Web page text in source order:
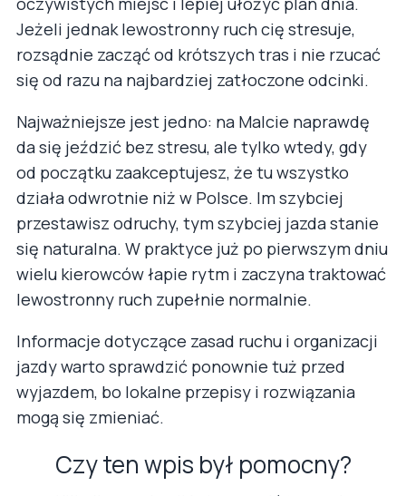
Jeżeli jednak lewostronny ruch cię stresuje,
rozsądnie zacząć od krótszych tras i nie rzucać
się od razu na najbardziej zatłoczone odcinki.
Najważniejsze jest jedno: na Malcie naprawdę
da się jeździć bez stresu, ale tylko wtedy, gdy
od początku zaakceptujesz, że tu wszystko
działa odwrotnie niż w Polsce. Im szybciej
przestawisz odruchy, tym szybciej jazda stanie
się naturalna. W praktyce już po pierwszym dniu
wielu kierowców łapie rytm i zaczyna traktować
lewostronny ruch zupełnie normalnie.
Informacje dotyczące zasad ruchu i organizacji
jazdy warto sprawdzić ponownie tuż przed
wyjazdem, bo lokalne przepisy i rozwiązania
mogą się zmieniać.
Czy ten wpis był pomocny?